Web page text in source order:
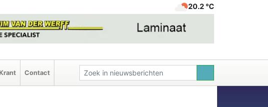
20.2 ℃
Krant Contact